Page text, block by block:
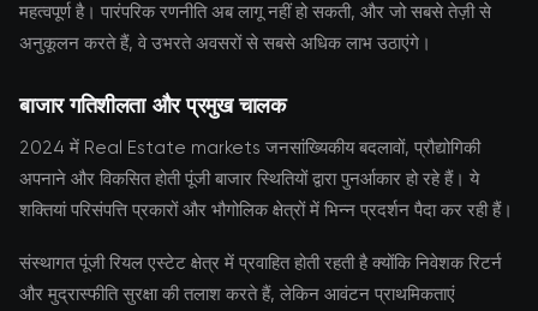
महत्वपूर्ण है। पारंपरिक रणनीति अब लागू नहीं हो सकती, और जो सबसे तेज़ी से
अनुकूलन करते हैं, वे उभरते अवसरों से सबसे अधिक लाभ उठाएंगे।
बाजार गतिशीलता और प्रमुख चालक
2024 में Real Estate markets जनसांख्यिकीय बदलावों, प्रौद्योगिकी
अपनाने और विकसित होती पूंजी बाजार स्थितियों द्वारा पुनर्आकार हो रहे हैं। ये
शक्तियां परिसंपत्ति प्रकारों और भौगोलिक क्षेत्रों में भिन्न प्रदर्शन पैदा कर रही हैं।
संस्थागत पूंजी रियल एस्टेट क्षेत्र में प्रवाहित होती रहती है क्योंकि निवेशक रिटर्न
और मुद्रास्फीति सुरक्षा की तलाश करते हैं, लेकिन आवंटन प्राथमिकताएं